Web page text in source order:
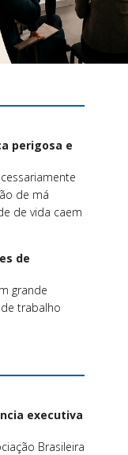
perigosa e
de má
de vida caem
de
grande
trabalho
executiva
Brasileira